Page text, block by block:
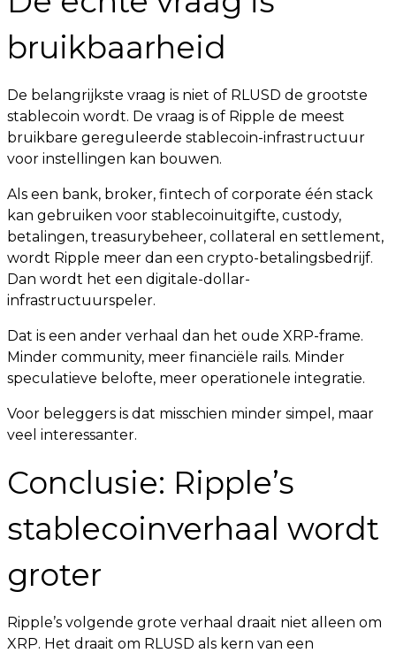
bruikbaarheid
De belangrijkste vraag is niet of RLUSD de grootste
stablecoin wordt. De vraag is of Ripple de meest
bruikbare gereguleerde stablecoin-infrastructuur
voor instellingen kan bouwen.
Als een bank, broker, fintech of corporate één stack
kan gebruiken voor stablecoinuitgifte, custody,
betalingen, treasurybeheer, collateral en settlement,
wordt Ripple meer dan een crypto-betalingsbedrijf.
Dan wordt het een digitale-dollar-
infrastructuurspeler.
Dat is een ander verhaal dan het oude XRP-frame.
Minder community, meer financiële rails. Minder
speculatieve belofte, meer operationele integratie.
Voor beleggers is dat misschien minder simpel, maar
veel interessanter.
Conclusie: Ripple’s
stablecoinverhaal wordt
groter
Ripple’s volgende grote verhaal draait niet alleen om
XRP. Het draait om RLUSD als kern van een